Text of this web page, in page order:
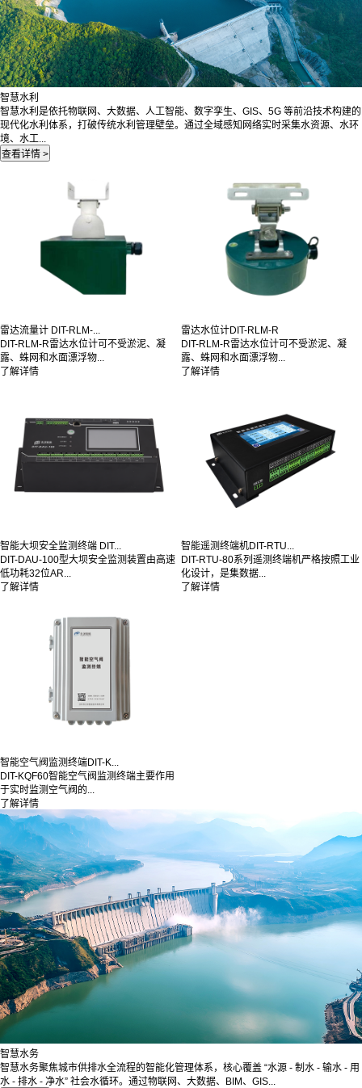
智慧水利
智慧水利是依托物联网、大数据、人工智能、数字孪生、GIS、5G 等前沿技术构建的
现代化水利体系，打破传统水利管理壁垒。通过全域感知网络实时采集水资源、水环
境、水工...
雷达流量计 DIT-RLM-...
DIT-RLM-R雷达水位计可不受淤泥、凝
露、蛛网和水面漂浮物...
了解详情
雷达水位计DIT-RLM-R
DIT-RLM-R雷达水位计可不受淤泥、凝
露、蛛网和水面漂浮物...
了解详情
智能大坝安全监测终端 DIT...
DIT-DAU-100型大坝安全监测装置由高速
低功耗32位AR...
了解详情
智能遥测终端机DIT-RTU...
DIT-RTU-80系列遥测终端机严格按照工业
化设计，是集数据...
了解详情
智能空气阀监测终端DIT-K...
DIT-KQF60智能空气阀监测终端主要作用
于实时监测空气阀的...
了解详情
智慧水务
智慧水务聚焦城市供排水全流程的智能化管理体系，核心覆盖 “水源 - 制水 - 输水 - 用
水 - 排水 - 净水” 社会水循环。通过物联网、大数据、BIM、GIS...